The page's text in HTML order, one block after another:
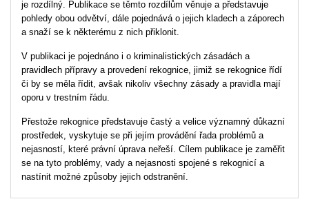
je rozdílný. Publikace se těmto rozdílům věnuje a představuje
pohledy obou odvětví, dále pojednává o jejich kladech a záporech
a snaží se k některému z nich přiklonit.
V publikaci je pojednáno i o kriminalistických zásadách a
pravidlech přípravy a provedení rekognice, jimiž se rekognice řídí
či by se měla řídit, avšak nikoliv všechny zásady a pravidla mají
oporu v trestním řádu.
Přestože rekognice představuje častý a velice významný důkazní
prostředek, vyskytuje se při jejím provádění řada problémů a
nejasností, které právní úprava neřeší. Cílem publikace je zaměřit
se na tyto problémy, vady a nejasnosti spojené s rekognicí a
nastínit možné způsoby jejich odstranění.